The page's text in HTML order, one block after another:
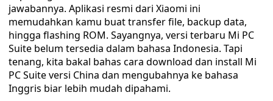
jawabannya. Aplikasi resmi dari Xiaomi ini
memudahkan kamu buat transfer file, backup data,
hingga flashing ROM. Sayangnya, versi terbaru Mi PC
Suite belum tersedia dalam bahasa Indonesia. Tapi
tenang, kita bakal bahas cara download dan install Mi
PC Suite versi China dan mengubahnya ke bahasa
Inggris biar lebih mudah dipahami.